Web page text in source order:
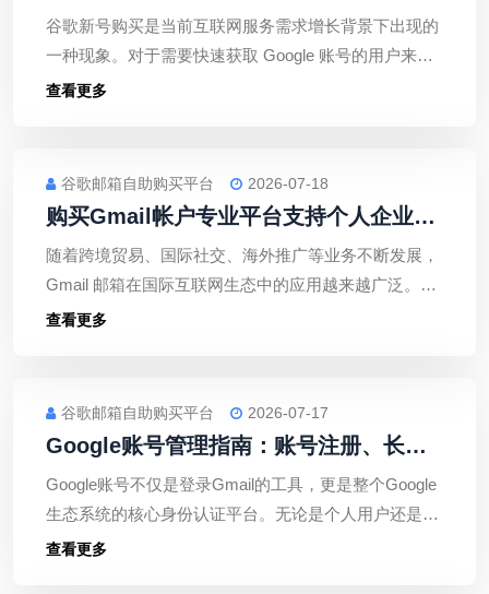
使用场景与安全注意事项
谷歌新号购买是当前互联网服务需求增长背景下出现的
一种现象。对于需要快速获取 Google 账号的用户来
说，了解相关信息可以帮助其做出更合理的选择。不
查看更多
谷歌邮箱自助购买平台 2026-07-18
购买Gmail帐户专业平台支持个人企业批
量采购多规格选择
随着跨境贸易、国际社交、海外推广等业务不断发展，
Gmail 邮箱在国际互联网生态中的应用越来越广泛。选
择一家专业、可靠、服务完善的平台采购 Gmail 帐户，
查看更多
谷歌邮箱自助购买平台 2026-07-17
Google账号管理指南：账号注册、长期
维护与安全设置全解析
Google账号不仅是登录Gmail的工具，更是整个Google
生态系统的核心身份认证平台。无论是个人用户还是企
业团队，都应重视账号注册规范、长期维护和安全设
查看更多